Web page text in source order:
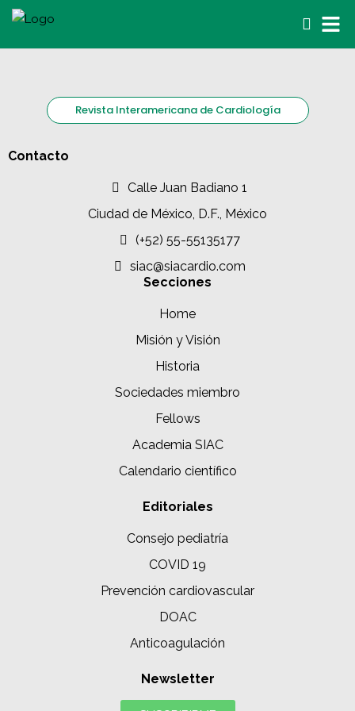
Revista Interamericana de Cardiología
Contacto
Calle Juan Badiano 1
Ciudad de México, D.F., México
(+52) 55-55135177
siac@siacardio.com
Secciones
Home
Misión y Visión
Historia
Sociedades miembro
Fellows
Academia SIAC
Calendario científico
Editoriales
Consejo pediatría
COVID 19
Prevención cardiovascular
DOAC
Anticoagulación
Newsletter